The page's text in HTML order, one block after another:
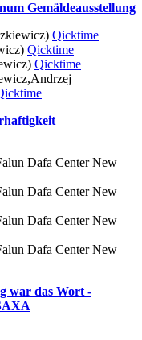
Gemäldeausstellung
Qicktime
Qicktime
Qicktime
Dafa Center New
Dafa Center New
Dafa Center New
Dafa Center New
war das Wort -